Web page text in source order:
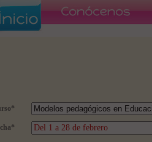
*
*